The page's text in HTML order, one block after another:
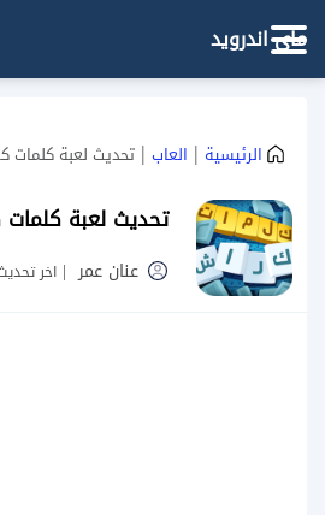
ماي اندرويد
الرئيسية | العاب | تحديث لعبة كلمات
تحديث لعبة كلمات
عنان عمر | اخر